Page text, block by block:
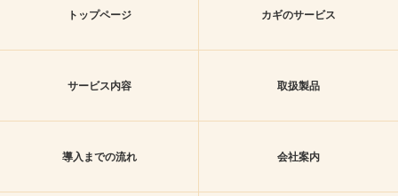
トップページ カギのサービス
サービス内容 取扱製品
導入までの流れ 会社案内